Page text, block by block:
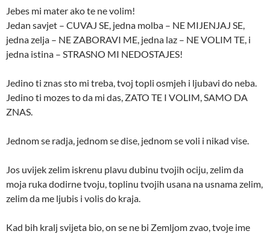
Jebes mi mater ako te ne volim!
Jedan savjet – CUVAJ SE, jedna molba – NE MIJENJAJ SE,
jedna zelja – NE ZABORAVI ME, jedna laz – NE VOLIM TE, i
jedna istina – STRASNO MI NEDOSTAJES!
Jedino ti znas sto mi treba, tvoj topli osmjeh i ljubavi do neba.
Jedino ti mozes to da mi das, ZATO TE I VOLIM, SAMO DA
ZNAS.
Jednom se radja, jednom se dise, jednom se voli i nikad vise.
Jos uvijek zelim iskrenu plavu dubinu tvojih ociju, zelim da
moja ruka dodirne tvoju, toplinu tvojih usana na usnama zelim,
zelim da me ljubis i volis do kraja.
Kad bih kralj svijeta bio, on se ne bi Zemljom zvao, tvoje ime